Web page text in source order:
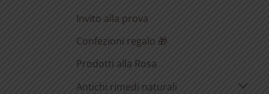
Invito alla prova
Confezioni regalo 🎁
Prodotti alla Rosa
Antichi rimedi naturali